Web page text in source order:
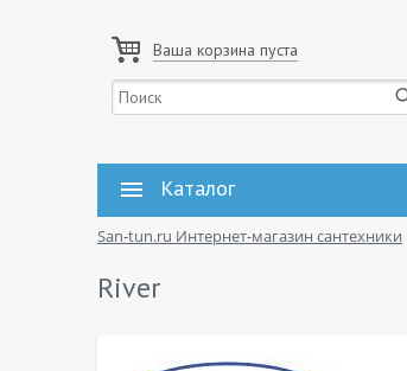
Ваша корзина пуста
Каталог
San-tun.ru Интернет-магазин сантехники
River